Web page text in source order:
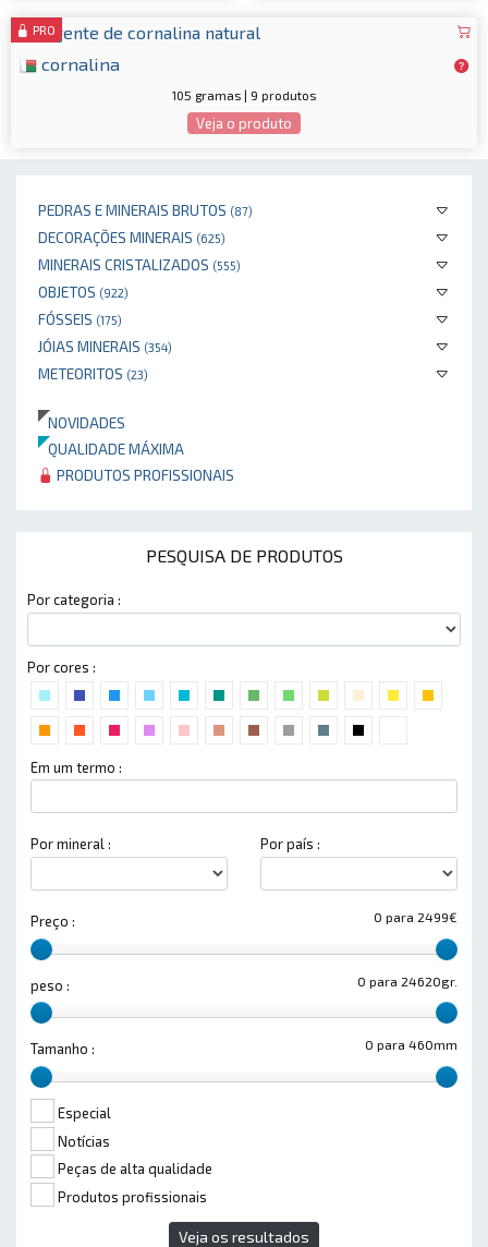
PEDRAS E MINERAIS BRUTOS (87)
DECORAÇÕES MINERAIS (625)
MINERAIS CRISTALIZADOS (555)
OBJETOS (922)
FÓSSEIS (175)
JÓIAS MINERAIS (354)
METEORITOS (23)
NOVIDADES
QUALIDADE MÁXIMA
PRODUTOS PROFISSIONAIS
PESQUISA DE PRODUTOS
Por categoria :
Por cores :
Em um termo :
Por mineral : Por país :
0 para 2499€
Preço :
0 para 24620gr.
peso :
0 para 460mm
Tamanho :
Especial
Notícias
Peças de alta qualidade
Produtos profissionais
Veja os resultados
PRO
cornalina
105 gramas | 9 produtos
Veja o produto